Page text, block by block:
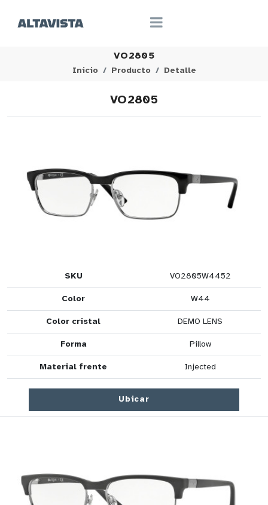
VO2805
Inicio Producto Detalle
VO2805
SKU VO2805W4452
Color W44
Color cristal DEMO LENS
Forma Pillow
Material frente Injected
Ubicar